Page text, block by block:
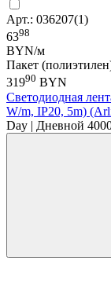
Арт.: 036207(1)
6398
BYN/м
Пакет
31990 BYN
Светодиодная
W/m, IP20, 5m)
Day | Дневной